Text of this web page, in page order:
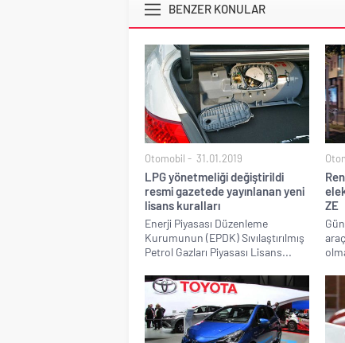
BENZER KONULAR
Otomobil 31.01.2019
LPG yönetmeliği değiştirildi
resmi gazetede yayınlanan yeni
lisans kuralları
Enerji Piyasası Düzenleme
Kurumunun (EPDK) Sıvılaştırılmış
Petrol Gazları Piyasası Lisans...
ZE